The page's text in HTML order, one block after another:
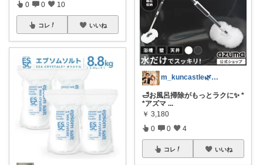
0 0 10
コレ いいね
m_kuncastle🌿のお部屋
🛁お風呂掃除がもっとラクに✨ *
*アズマ ...
￥ 3,180
0 0 4
コレ いいね